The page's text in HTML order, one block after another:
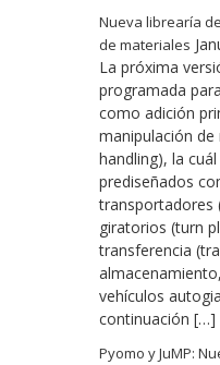
Nueva librearía
de materiales
La próxima
programada
como adición
manipulación
handling), la
prediseñados
transportadores
giratorios (turn
transferencia
vehículos
continuación […]
Pyomo y JuMP: